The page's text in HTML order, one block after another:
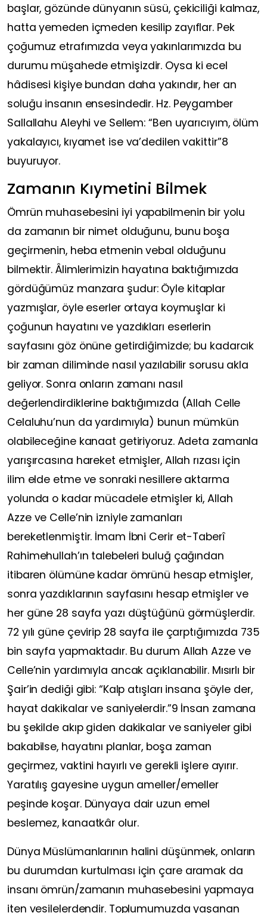
başlar, gözünde dünyanın süsü, çekiciliği kalmaz,
hatta yemeden içmeden kesilip zayıflar. Pek
çoğumuz etrafımızda veya yakınlarımızda bu
durumu müşahede etmişizdir. Oysa ki ecel
hâdisesi kişiye bundan daha yakındır, her an
soluğu insanın ensesindedir. Hz. Peygamber
Sallallahu Aleyhi ve Sellem: “Ben uyarıcıyım, ölüm
yakalayıcı, kıyamet ise va’dedilen vakittir”8
buyuruyor.
Zamanın Kıymetini Bilmek
Ömrün muhasebesini iyi yapabilmenin bir yolu
da zamanın bir nimet olduğunu, bunu boşa
geçirmenin, heba etmenin vebal olduğunu
bilmektir. Âlimlerimizin hayatına baktığımızda
gördüğümüz manzara şudur: Öyle kitaplar
yazmışlar, öyle eserler ortaya koymuşlar ki
çoğunun hayatını ve yazdıkları eserlerin
sayfasını göz önüne getirdiğimizde; bu kadarcık
bir zaman diliminde nasıl yazılabilir sorusu akla
geliyor. Sonra onların zamanı nasıl
değerlendirdiklerine baktığımızda (Allah Celle
Celaluhu’nun da yardımıyla) bunun mümkün
olabileceğine kanaat getiriyoruz. Adeta zamanla
yarışırcasına hareket etmişler, Allah rızası için
ilim elde etme ve sonraki nesillere aktarma
yolunda o kadar mücadele etmişler ki, Allah
Azze ve Celle’nin izniyle zamanları
bereketlenmiştir. İmam İbni Cerir et-Taberî
Rahimehullah’ın talebeleri buluğ çağından
itibaren ölümüne kadar ömrünü hesap etmişler,
sonra yazdıklarının sayfasını hesap etmişler ve
her güne 28 sayfa yazı düştüğünü görmüşlerdir.
72 yılı güne çevirip 28 sayfa ile çarptığımızda 735
bin sayfa yapmaktadır. Bu durum Allah Azze ve
Celle’nin yardımıyla ancak açıklanabilir. Mısırlı bir
Şair’in dediği gibi: “Kalp atışları insana şöyle der,
hayat dakikalar ve saniyelerdir.”9 İnsan zamana
bu şekilde akıp giden dakikalar ve saniyeler gibi
bakabilse, hayatını planlar, boşa zaman
geçirmez, vaktini hayırlı ve gerekli işlere ayırır.
Yaratılış gayesine uygun ameller/emeller
peşinde koşar. Dünyaya dair uzun emel
beslemez, kanaatkâr olur.
Dünya Müslümanlarının halini düşünmek, onların
bu durumdan kurtulması için çare aramak da
insanı ömrün/zamanın muhasebesini yapmaya
iten vesilelerdendir. Toplumumuzda yaşanan